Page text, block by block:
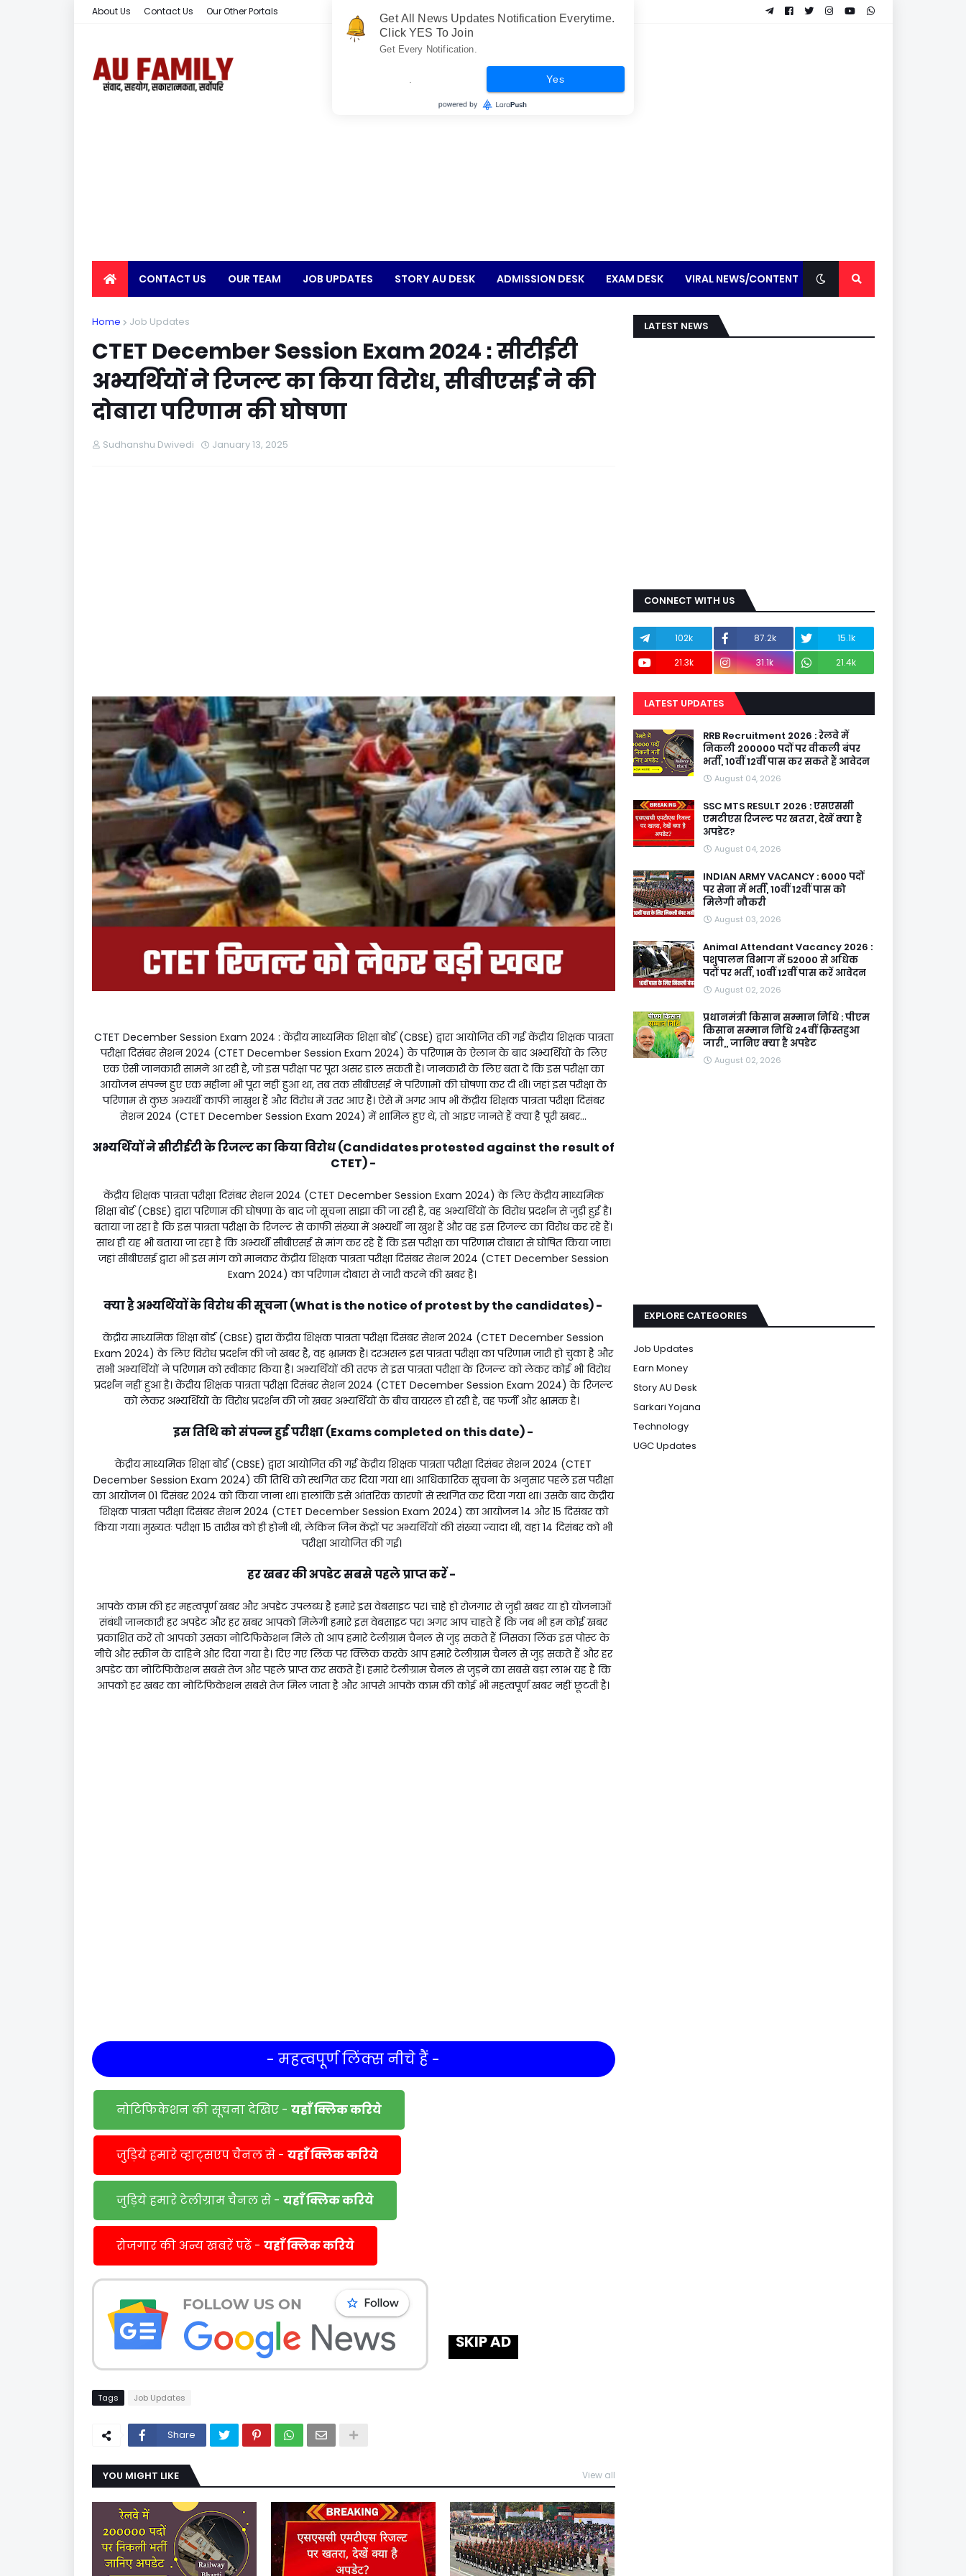
About Us Contact Us Our Other Portals
CONTACT US OUR TEAM JOB UPDATES STORY AU DESK ADMISSION DESK EXAM DESK VIRAL NEWS/CONTENT
EARN MONEY
Home Job Updates
CTET December Session Exam 2024 : सीटीईटी
अभ्यर्थियों ने रिजल्ट का किया विरोध, सीबीएसई ने की
दोबारा परिणाम की घोषणा
Sudhanshu Dwivedi January 13, 2025
CTET December Session Exam 2024 : केंद्रीय माध्यमिक शिक्षा बोर्ड (CBSE) द्वारा आयोजित की गई केंद्रीय शिक्षक पात्रता
परीक्षा दिसंबर सेशन 2024 (CTET December Session Exam 2024) के परिणाम के ऐलान के बाद अभ्यर्थियों के लिए
एक ऐसी जानकारी सामने आ रही है, जो इस परीक्षा पर पूरा असर डाल सकती है। जानकारी के लिए बता दें कि इस परीक्षा का
आयोजन संपन्न हुए एक महीना भी पूरा नहीं हुआ था, तब तक सीबीएसई ने परिणामों की घोषणा कर दी थी। जहां इस परीक्षा के
परिणाम से कुछ अभ्यर्थी काफी नाखुश हैं और विरोध में उतर आए हैं। ऐसे में अगर आप भी केंद्रीय शिक्षक पात्रता परीक्षा दिसंबर
सेशन 2024 (CTET December Session Exam 2024) में शामिल हुए थे, तो आइए जानते हैं क्या है पूरी खबर...
अभ्यर्थियों ने सीटीईटी के रिजल्ट का किया विरोध (Candidates protested against the result of
CTET) -
केंद्रीय शिक्षक पात्रता परीक्षा दिसंबर सेशन 2024 (CTET December Session Exam 2024) के लिए केंद्रीय माध्यमिक
शिक्षा बोर्ड (CBSE) द्वारा परिणाम की घोषणा के बाद जो सूचना साझा की जा रही है, वह अभ्यर्थियों के विरोध प्रदर्शन से जुड़ी हुई है।
बताया जा रहा है कि इस पात्रता परीक्षा के रिजल्ट से काफी संख्या में अभ्यर्थी ना खुश हैं और वह इस रिजल्ट का विरोध कर रहे हैं।
साथ ही यह भी बताया जा रहा है कि अभ्यर्थी सीबीएसई से मांग कर रहे हैं कि इस परीक्षा का परिणाम दोबारा से घोषित किया जाए।
जहां सीबीएसई द्वारा भी इस मांग को मानकर केंद्रीय शिक्षक पात्रता परीक्षा दिसंबर सेशन 2024 (CTET December Session
Exam 2024) का परिणाम दोबारा से जारी करने की खबर है।
क्या है अभ्यर्थियों के विरोध की सूचना (What is the notice of protest by the candidates) -
केंद्रीय माध्यमिक शिक्षा बोर्ड (CBSE) द्वारा केंद्रीय शिक्षक पात्रता परीक्षा दिसंबर सेशन 2024 (CTET December Session
Exam 2024) के लिए विरोध प्रदर्शन की जो खबर है, वह भ्रामक है। दरअसल इस पात्रता परीक्षा का परिणाम जारी हो चुका है और
सभी अभ्यर्थियों ने परिणाम को स्वीकार किया है। अभ्यर्थियों की तरफ से इस पात्रता परीक्षा के रिजल्ट को लेकर कोई भी विरोध
प्रदर्शन नहीं हुआ है। केंद्रीय शिक्षक पात्रता परीक्षा दिसंबर सेशन 2024 (CTET December Session Exam 2024) के रिजल्ट
को लेकर अभ्यर्थियों के विरोध प्रदर्शन की जो खबर अभ्यर्थियों के बीच वायरल हो रही है, वह फर्जी और भ्रामक है।
इस तिथि को संपन्न हुई परीक्षा (Exams completed on this date) -
केंद्रीय माध्यमिक शिक्षा बोर्ड (CBSE) द्वारा आयोजित की गई केंद्रीय शिक्षक पात्रता परीक्षा दिसंबर सेशन 2024 (CTET
December Session Exam 2024) की तिथि को स्थगित कर दिया गया था। आधिकारिक सूचना के अनुसार पहले इस परीक्षा
का आयोजन 01 दिसंबर 2024 को किया जाना था। हालांकि इसे आंतरिक कारणों से स्थगित कर दिया गया था। उसके बाद केंद्रीय
शिक्षक पात्रता परीक्षा दिसंबर सेशन 2024 (CTET December Session Exam 2024) का आयोजन 14 और 15 दिसंबर को
किया गया। मुख्यतः परीक्षा 15 तारीख को ही होनी थी, लेकिन जिन केंद्रों पर अभ्यर्थियों की संख्या ज्यादा थी, वहां 14 दिसंबर को भी
परीक्षा आयोजित की गई।
हर खबर की अपडेट सबसे पहले प्राप्त करें -
आपके काम की हर महत्वपूर्ण खबर और अपडेट उपलब्ध है हमारे इस वेबसाइट पर। चाहे हो रोजगार से जुड़ी खबर या हो योजनाओं
संबंधी जानकारी हर अपडेट और हर खबर आपको मिलेगी हमारे इस वेबसाइट पर। अगर आप चाहते हैं कि जब भी हम कोई खबर
प्रकाशित करें तो आपको उसका नोटिफिकेशन मिले तो आप हमारे टेलीग्राम चैनल से जुड़ सकते हैं जिसका लिंक इस पोस्ट के
नीचे और स्क्रीन के दाहिने ओर दिया गया है। दिए गए लिंक पर क्लिक करके आप हमारे टेलीग्राम चैनल से जुड़ सकते हैं और हर
अपडेट का नोटिफिकेशन सबसे तेज और पहले प्राप्त कर सकते हैं। हमारे टेलीग्राम चैनल से जुड़ने का सबसे बड़ा लाभ यह है कि
आपको हर खबर का नोटिफिकेशन सबसे तेज मिल जाता है और आपसे आपके काम की कोई भी महत्वपूर्ण खबर नहीं छूटती है।
- महत्वपूर्ण लिंक्स नीचे हैं -
नोटिफिकेशन की सूचना देखिए - यहाँ क्लिक करिये
जुड़िये हमारे व्हाट्सएप चैनल से - यहाँ क्लिक करिये
जुड़िये हमारे टेलीग्राम चैनल से - यहाँ क्लिक करिये
रोजगार की अन्य खबरें पढें - यहाँ क्लिक करिये
Tags Job Updates
Share
YOU MIGHT LIKE View all
LATEST NEWS
CONNECT WITH US
102k 87.2k
15.1k
21.3k
31.1k 21.4k
LATEST UPDATES
RRB Recruitment 2026 : रेलवे में
निकली 200000 पदों पर वीकली बंपर
भर्ती, 10वीं 12वीं पास कर सकते हैं आवेदन
August 04, 2026
SSC MTS RESULT 2026 : एसएससी
एमटीएस रिजल्ट पर खतरा, देखें क्या है
अपडेट?
August 04, 2026
INDIAN ARMY VACANCY : 6000 पदों
पर सेना में भर्ती, 10वीं 12वीं पास को
मिलेगी नौकरी
August 03, 2026
Animal Attendant Vacancy 2026 :
पशुपालन विभाग में 52000 से अधिक
पदों पर भर्ती, 10वीं 12वीं पास करें आवेदन
August 02, 2026
प्रधानमंत्री किसान सम्मान निधि : पीएम
किसान सम्मान निधि 24वीं क़िस्तहुआ
जारी,, जानिए क्या है अपडेट
August 02, 2026
EXPLORE CATEGORIES
Job Updates
Earn Money
Story AU Desk
Sarkari Yojana
Technology
UGC Updates
SKIP AD
Get All News Updates Notification Everytime.
Click YES To Join
Get Every Notification.
Yes